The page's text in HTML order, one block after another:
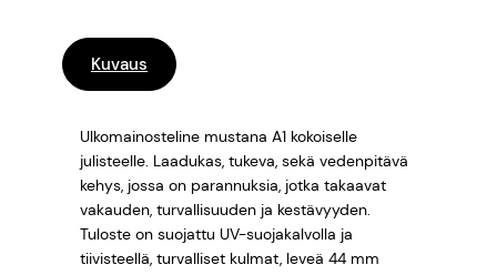
n
h
i
n
t
a
o
n
n
e
Kuvaus
Ulkomainosteline mustana A1 kokoiselle
julisteelle. Laadukas, tukeva, sekä vedenpitävä
kehys, jossa on parannuksia, jotka takaavat
vakauden, turvallisuuden ja kestävyyden.
Tuloste on suojattu UV-suojakalvolla ja
tiivisteellä, turvalliset kulmat, leveä 44 mm